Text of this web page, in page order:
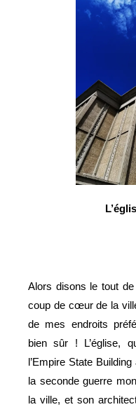
Alors disons le tout
coup de cœur de la
de mes endroits
bien sûr ! L’église,
l’Empire State
la seconde guerre
la ville, et son